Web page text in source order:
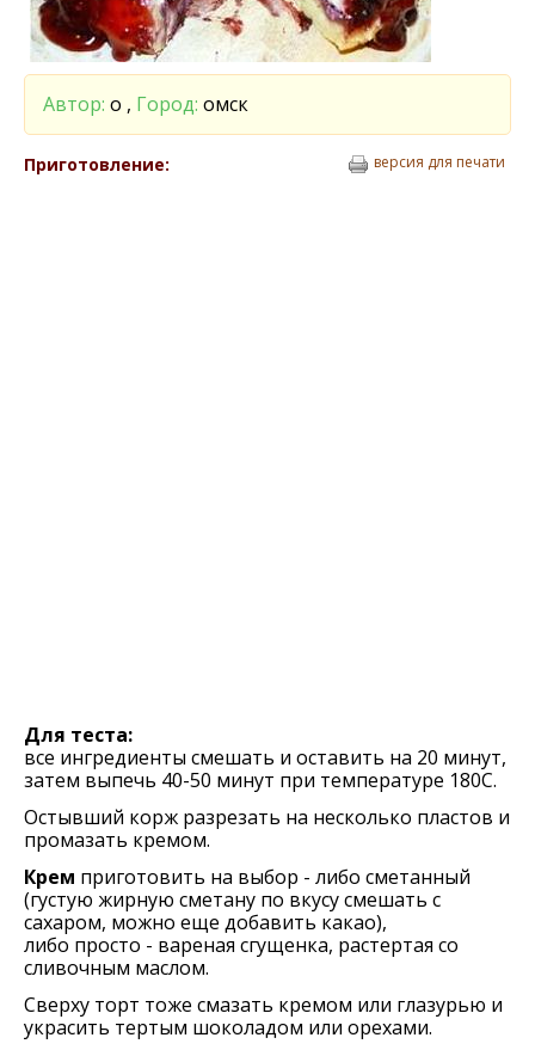
Автор: о , Город: омск
Приготовление: версия для печати
Для теста:
все ингредиенты смешать и оставить на 20 минут,
затем выпечь 40-50 минут при температуре 180С.
Остывший корж разрезать на несколько пластов и
промазать кремом.
Крем приготовить на выбор - либо сметанный
(густую жирную сметану по вкусу смешать с
сахаром, можно еще добавить какао),
либо просто - вареная сгущенка, растертая со
сливочным маслом.
Сверху торт тоже смазать кремом или глазурью и
украсить тертым шоколадом или орехами.